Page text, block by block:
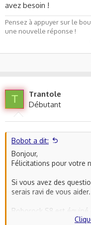
avez besoin !
Pensez à appuyer sur le
une nouvelle réponse !
T
Trantole
Débutant
Bobot a dit:
Bonjour,
Félicitations pour votre
Si vous avez des
serais ravi de vous aider.
Roborock S8 est équipé
cartographie. Après un